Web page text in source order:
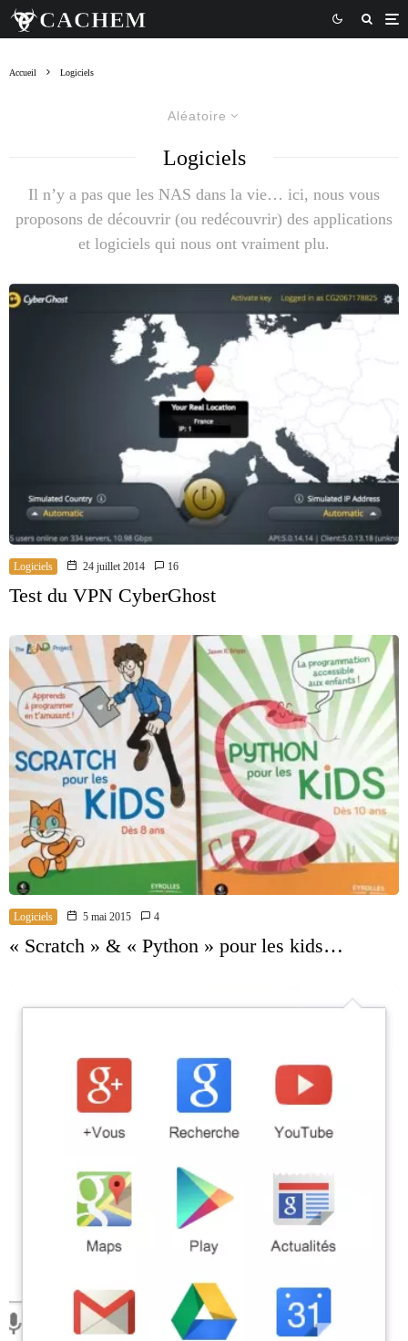
Accueil Logiciels
Aléatoire
Logiciels
Il n’y a pas que les NAS dans la vie… ici, nous vous
proposons de découvrir (ou redécouvrir) des applications
et logiciels qui nous ont vraiment plu.
Logiciels 24 juillet 2014 16
Test du VPN CyberGhost
Logiciels 5 mai 2015 4
« Scratch » & « Python » pour les kids…